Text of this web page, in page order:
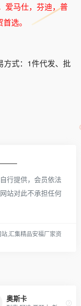
爱马仕，芬迪，普
选。
式： 1件代发、批
行提供，会员依法
站对此不承担任何
,汇集精品安福厂家资
奥斯卡